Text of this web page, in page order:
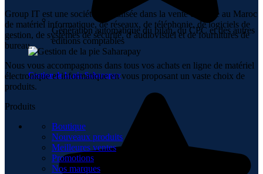
Génération automatique du bilan, du CPC et des autres
éditions comptables
Gestion de la pie Saharapay
Group IT est une société spécialisée dans la vente en ligne au Maroc
de matériel informatique, de réseaux, de téléphonie, de logiciels de
gestion, de systèmes de sécurité, d’audiovisuel et de fournitures de
bureau.
Nous vous accompagnons dans tous vos achats en ligne de matériel
électronique et informatique en vous proposant un vaste choix de
produits.
Produits
Boutique
Nouveaux produits
Meilleures ventes
Promotions
Nos marques